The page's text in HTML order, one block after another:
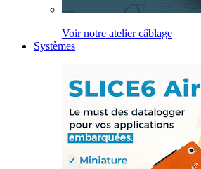
Voir notre atelier câblage
Systèmes